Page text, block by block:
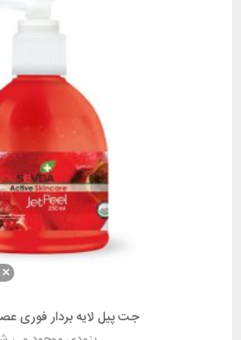
جت پیل لایه بردار فوری